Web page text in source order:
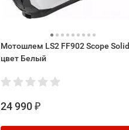
Мотошлем LS2 FF902 Scope
цвет Белый
24 990 ₽